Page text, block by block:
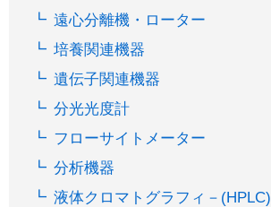
遠心分離機・ローター
培養関連機器
遺伝子関連機器
分光光度計
フローサイトメーター
分析機器
液体クロマトグラフィ－(HPLC)